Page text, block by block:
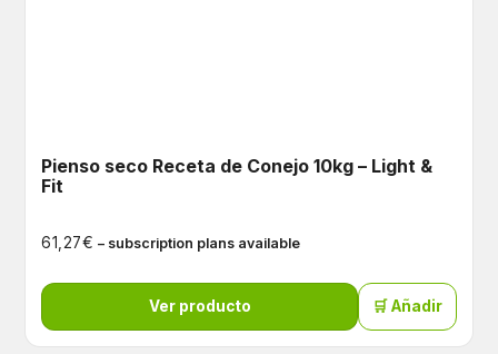
Pienso seco Receta de Conejo 10kg – Light &
Fit
61,27€ – subscription plans available
Ver producto 🛒 Añadir